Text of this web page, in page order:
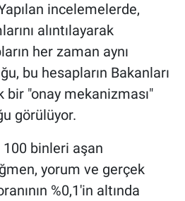
incelemelerde,
alıntılayarak
her zaman aynı
bu hesapların Bakanları
"onay mekanizması"
görülüyor.
100 binleri aşan
yorum ve gerçek
%0,1'in altında